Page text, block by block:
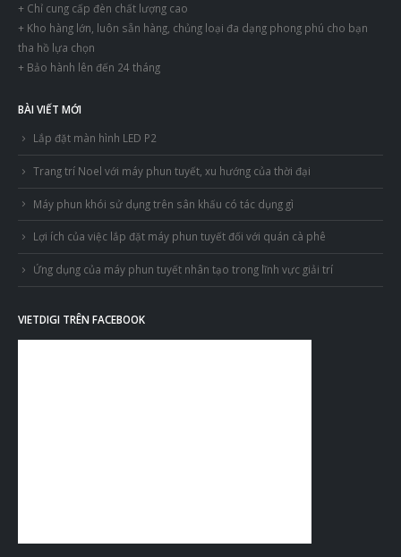
+ Chỉ cung cấp đèn chất lượng cao
+ Kho hàng lớn, luôn sẵn hàng, chủng loại đa dạng phong phú cho bạn
tha hồ lựa chọn
+ Bảo hành lên đến 24 tháng
BÀI VIẾT MỚI
Lắp đặt màn hình LED P2
Trang trí Noel với máy phun tuyết, xu hướng của thời đại
Máy phun khói sử dụng trên sân khấu có tác dụng gì
Lợi ích của việc lắp đặt máy phun tuyết đối với quán cà phê
Ứng dụng của máy phun tuyết nhân tạo trong lĩnh vực giải trí
VIETDIGI TRÊN FACEBOOK